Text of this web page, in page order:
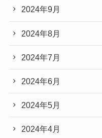
2024年9月
2024年8月
2024年7月
2024年6月
2024年5月
2024年4月